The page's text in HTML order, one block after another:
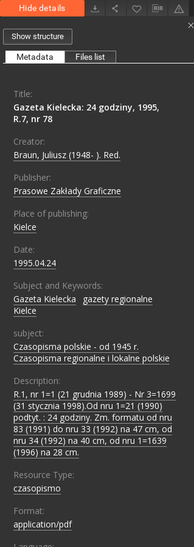
Hide details
Show structure
Metadata Files list
Title:
Gazeta Kielecka: 24 godziny, 1995,
R.7, nr 78
Creator:
Braun, Juliusz (1948- ). Red.
Publisher:
Prasowe Zakłady Graficzne
Place of publishing:
Kielce
Date:
1995.04.24
Subject and Keywords:
Gazeta Kielecka
gazety regionalne
Kielce
subject:
Czasopisma polskie - od 1945 r.
Czasopisma regionalne i lokalne polskie
Description:
R.1, nr 1=1 (21 grudnia 1989) - Nr 3=1699
(31 stycznia 1998).Od nru 1=21 (1990)
podtyt. : 24 godziny. Zm. formatu od nru
83 (1991) do nru 33 (1992) na 47 cm, od
nru 34 (1992) na 40 cm, od nru 1=1639
(1996) na 28 cm.
Resource Type:
czasopismo
Format:
application/pdf